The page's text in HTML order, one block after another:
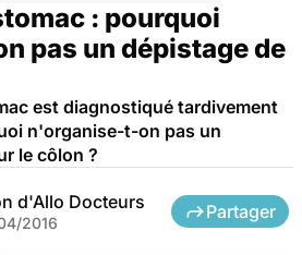
: pourquoi
pas un dépistage de
est diagnostiqué tardivement
n'organise-t-on pas un
le côlon ?
d'Allo Docteurs
2016
Partager